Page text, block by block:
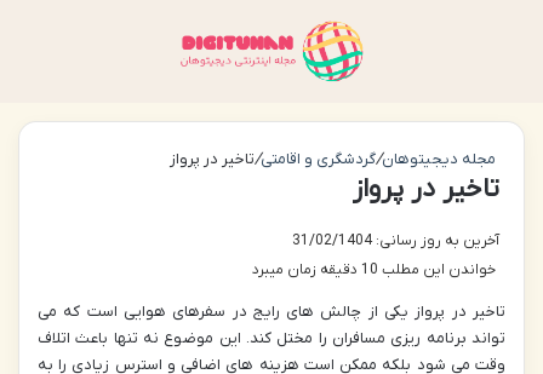
مجله دیجیتوهان/گردشگری و اقامتی/تاخیر در پرواز
تاخیر در پرواز
آخرین به روز رسانی: 31/02/1404
خواندن این مطلب 10 دقیقه زمان میبرد
تاخیر در پرواز یکی از چالش های رایج در سفرهای هوایی است که می
تواند برنامه ریزی مسافران را مختل کند. این موضوع نه تنها باعث اتلاف
وقت می شود بلکه ممکن است هزینه های اضافی و استرس زیادی را به